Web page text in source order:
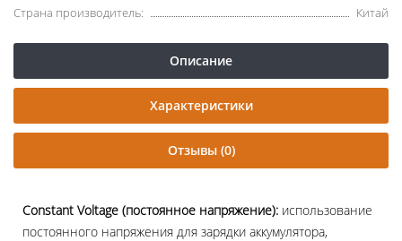
Страна производитель:
Китай
Описание
Характеристики
Отзывы (0)
Constant Voltage (постоянное напряжение): использование
постоянного напряжения для зарядки аккумулятора,